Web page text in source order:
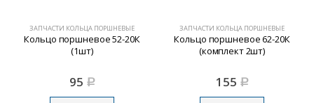
ЗАПЧАСТИ КОЛЬЦА ПОРШНЕВЫЕ
Кольцо поршневое 52-20К
(1шт)
95 Р
ЗАПЧАСТИ КОЛЬЦА ПОРШНЕВЫЕ
Кольцо поршневое 62-20К
(комплект 2шт)
155 Р